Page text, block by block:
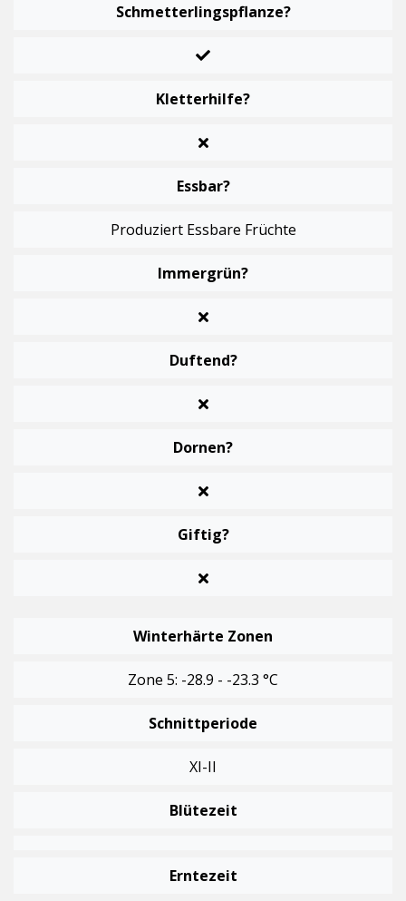
Schmetterlingspflanze?
Kletterhilfe?
Essbar?
Produziert Essbare Früchte
Immergrün?
Duftend?
Dornen?
Giftig?
Winterhärte Zonen
Zone 5: -28.9 - -23.3 °C
Schnittperiode
XI-II
Blütezeit
Erntezeit